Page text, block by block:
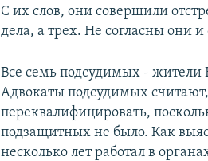
С их слов, они совершили
дела, а трех. Не согласны они
Все семь подсудимых - жители
Адвокаты подсудимых
переквалифицировать,
подзащитных не было. Как
несколько лет работал в